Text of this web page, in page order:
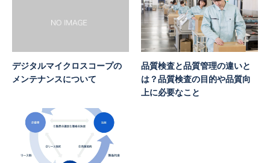
デジタルマイクロスコープの
メンテナンスについて
品質検査と品質管理の違いと
は？品質検査の目的や品質向
上に必要なこと